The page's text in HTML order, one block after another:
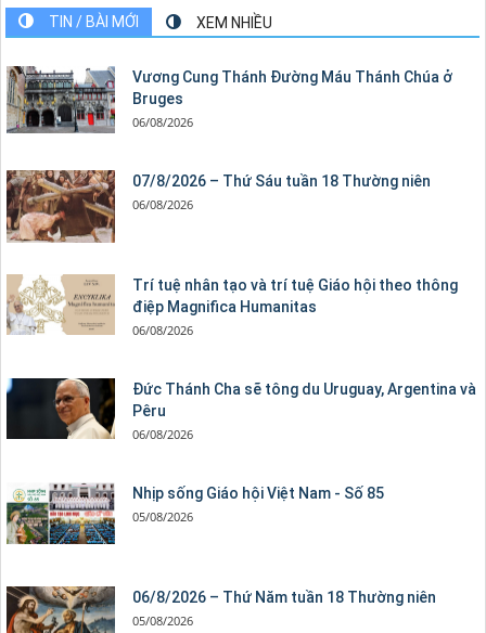
TIN / BÀI MỚI XEM NHIỀU
Vương Cung Thánh Ðường Máu Thánh Chúa ở
Bruges
06/08/2026
07/8/2026 – Thứ Sáu tuần 18 Thường niên
06/08/2026
Trí tuệ nhân tạo và trí tuệ Giáo hội theo thông
điệp Magnifica Humanitas
06/08/2026
Đức Thánh Cha sẽ tông du Uruguay, Argentina và
Pêru
06/08/2026
Nhịp sống Giáo hội Việt Nam - Số 85
05/08/2026
06/8/2026 – Thứ Năm tuần 18 Thường niên
05/08/2026